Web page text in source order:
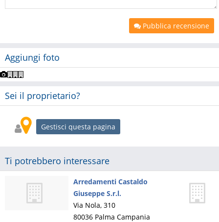
Pubblica recensione
Aggiungi foto
Sei il proprietario?
Gestisci questa pagina
Ti potrebbero interessare
Arredamenti Castaldo
Giuseppe S.r.l.
Via Nola, 310
80036 Palma Campania